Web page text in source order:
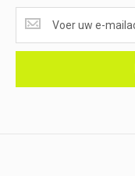
ONTVANGEN?
<br>SCHRIJF